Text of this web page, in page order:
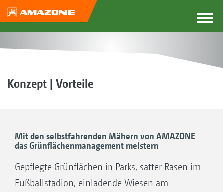
Konzept | Vorteile
Mit den selbstfahrenden Mähern von AMAZONE
das ­Grünflächenmanagement meistern
Gepflegte Grünflächen in Parks, satter Rasen im
Fußballstadion, einladende Wiesen am